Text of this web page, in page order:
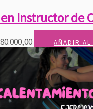
Instructor de
80.000,00 AÑADIR